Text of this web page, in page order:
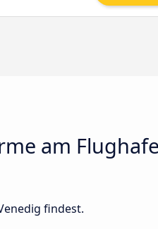
am
findest.